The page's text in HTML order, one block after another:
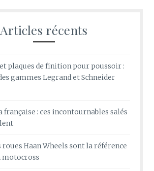
Articles récents
plaques de finition pour poussoir :
gammes Legrand et Schneider
française : ces incontournables salés
Haan Wheels sont la référence
motocross